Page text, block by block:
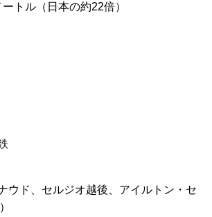
トル（日本の約22倍）
ウド、セルジオ越後、アイルトン・セ